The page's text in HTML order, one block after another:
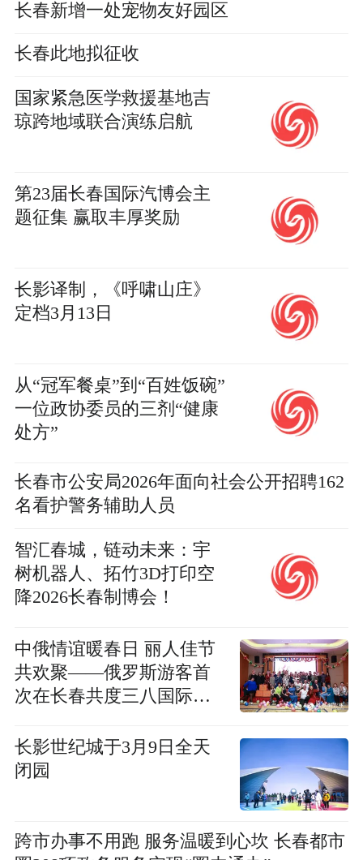
长春新增一处宠物友好园区
长春此地拟征收
国家紧急医学救援基地吉
琼跨地域联合演练启航
第23届长春国际汽博会主
题征集 赢取丰厚奖励
长影译制，《呼啸山庄》
定档3月13日
从“冠军餐桌”到“百姓饭碗”
一位政协委员的三剂“健康
处方”
长春市公安局2026年面向社会公开招聘162
名看护警务辅助人员
智汇春城，链动未来：宇
树机器人、拓竹3D打印空
降2026长春制博会！
中俄情谊暖春日 丽人佳节
共欢聚——俄罗斯游客首
次在长春共度三八国际妇
长影世纪城于3月9日全天
闭园
跨市办事不用跑 服务温暖到心坎 长春都市